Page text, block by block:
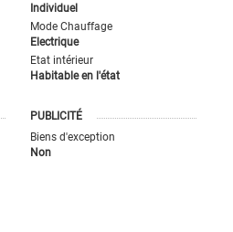
Individuel
Mode Chauffage
Electrique
Etat intérieur
Habitable en l'état
PUBLICITÉ
Biens d'exception
Non